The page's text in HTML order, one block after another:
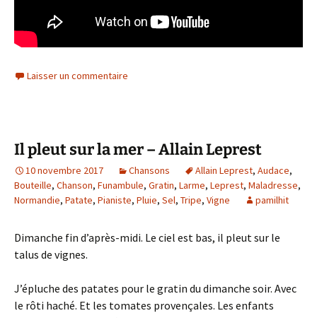
Laisser un commentaire
Il pleut sur la mer – Allain Leprest
10 novembre 2017 Chansons Allain Leprest, Audace,
Bouteille, Chanson, Funambule, Gratin, Larme, Leprest, Maladresse,
Normandie, Patate, Pianiste, Pluie, Sel, Tripe, Vigne pamilhit
Dimanche fin d’après-midi. Le ciel est bas, il pleut sur le
talus de vignes.
J’épluche des patates pour le gratin du dimanche soir. Avec
le rôti haché. Et les tomates provençales. Les enfants